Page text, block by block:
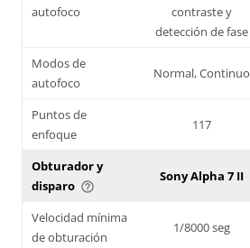
autofoco
contraste y
detección de fase
Modos de
autofoco
Normal, Continuo
Puntos de
enfoque
117
Obturador y
disparo help_outline
Sony Alpha 7 II
Velocidad mínima
de obturación
1/8000 seg